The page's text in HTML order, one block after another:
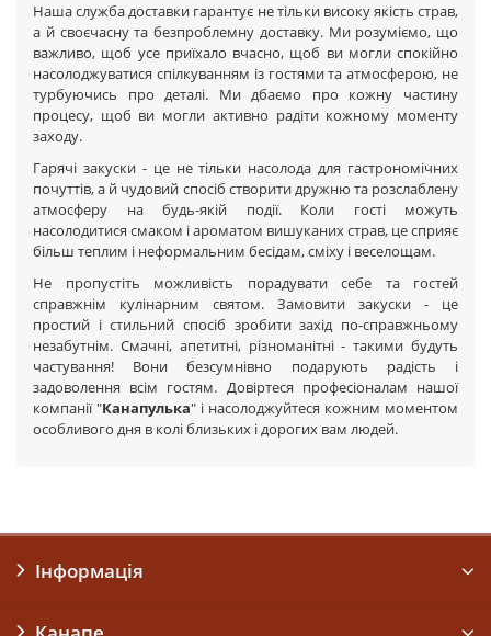
Наша служба доставки гарантує не тільки високу якість страв,
а й своєчасну та безпроблемну доставку. Ми розуміємо, що
важливо, щоб усе приїхало вчасно, щоб ви могли спокійно
насолоджуватися спілкуванням із гостями та атмосферою, не
турбуючись про деталі. Ми дбаємо про кожну частину
процесу, щоб ви могли активно радіти кожному моменту
заходу.
Гарячі закуски - це не тільки насолода для гастрономічних
почуттів, а й чудовий спосіб створити дружню та розслаблену
атмосферу на будь-якій події. Коли гості можуть
насолодитися смаком і ароматом вишуканих страв, це сприяє
більш теплим і неформальним бесідам, сміху і веселощам.
Не пропустіть можливість порадувати себе та гостей
справжнім кулінарним святом. Замовити закуски - це
простий і стильний спосіб зробити захід по-справжньому
незабутнім. Смачні, апетитні, різноманітні - такими будуть
частування! Вони безсумнівно подарують радість і
задоволення всім гостям. Довіртеся професіоналам нашої
компанії "Канапулька" і насолоджуйтеся кожним моментом
особливого дня в колі близьких і дорогих вам людей.
Інформація